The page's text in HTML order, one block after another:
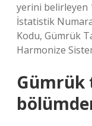
yerini belirleyen
İstatistik
Kodu, Gümrük
Harmonize
Gümrük